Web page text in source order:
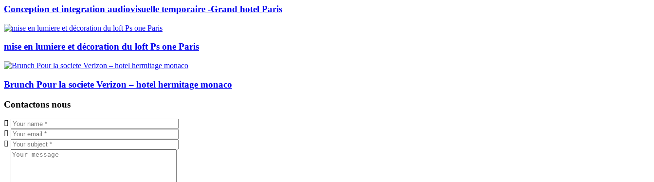
Conception et integration audiovisuelle temporaire -Grand hotel Paris
mise en lumiere et décoration du loft Ps one Paris
Brunch Pour la societe Verizon – hotel hermitage monaco
Contactons nous